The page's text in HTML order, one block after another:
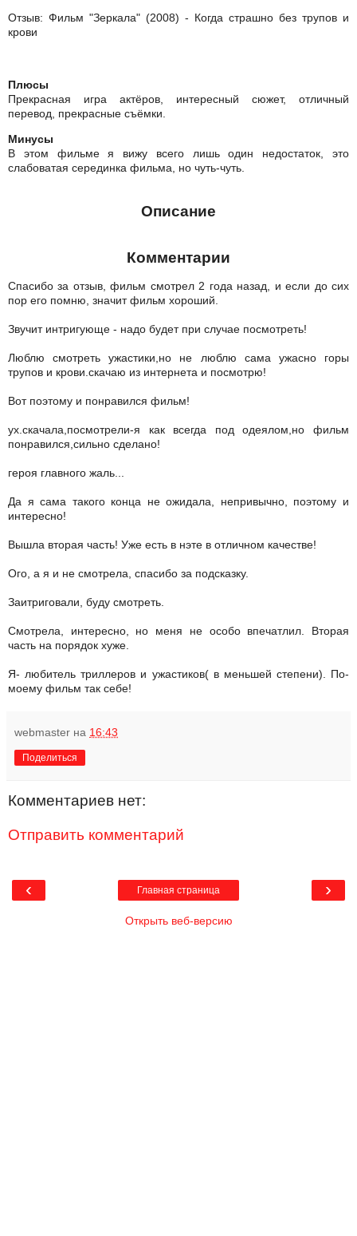
Отзыв: Фильм "Зеркала" (2008) - Когда страшно без трупов и
крови
Плюсы
Прекрасная игра актёров, интересный сюжет, отличный
перевод, прекрасные съёмки.
Минусы
В этом фильме я вижу всего лишь один недостаток, это
слабоватая серединка фильма, но чуть-чуть.
Описание
Комментарии
Спасибо за отзыв, фильм смотрел 2 года назад, и если до сих
пор его помню, значит фильм хороший.
Звучит интригующе - надо будет при случае посмотреть!
Люблю смотреть ужастики,но не люблю сама ужасно горы
трупов и крови.скачаю из интернета и посмотрю!
Вот поэтому и понравился фильм!
ух.скачала,посмотрели-я как всегда под одеялом,но фильм
понравился,сильно сделано!
героя главного жаль...
Да я сама такого конца не ожидала, непривычно, поэтому и
интересно!
Вышла вторая часть! Уже есть в нэте в отличном качестве!
Ого, а я и не смотрела, спасибо за подсказку.
Заитриговали, буду смотреть.
Смотрела, интересно, но меня не особо впечатлил. Вторая
часть на порядок хуже.
Я- любитель триллеров и ужастиков( в меньшей степени). По-
моему фильм так себе!
webmaster на 16:43
Поделиться
Комментариев нет:
Отправить комментарий
‹ ›
Главная страница
Открыть веб-версию